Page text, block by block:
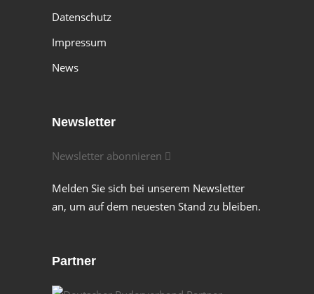
Datenschutz
Impressum
News
Newsletter
Newsletter abonnieren
Melden Sie sich bei unserem Newsletter
an, um auf dem neuesten Stand zu bleiben.
Partner